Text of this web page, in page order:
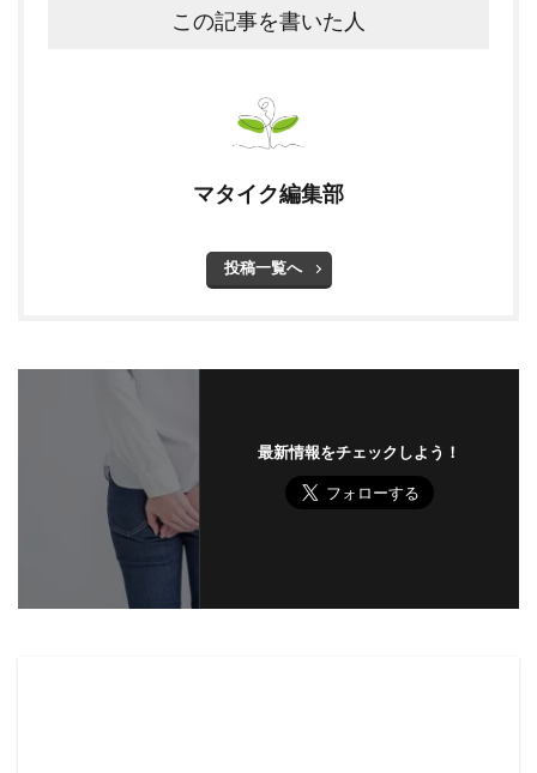
この記事を書いた人
マタイク編集部
投稿一覧へ
最新情報をチェックしよう！